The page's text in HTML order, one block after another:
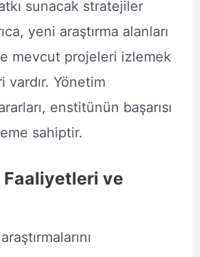
sunacak stratejiler
yeni araştırma alanları
mevcut projeleri izlemek
vardır. Yönetim
enstitünün başarısı
sahiptir.
Faaliyetleri ve